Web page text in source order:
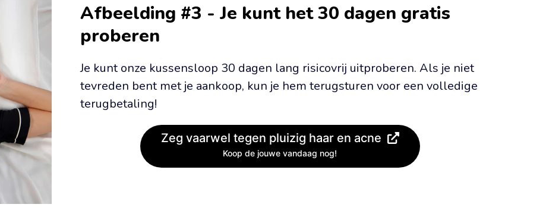
Afbeelding #3 - Je kunt het 30 dagen gratis
proberen
Je kunt onze kussensloop 30 dagen lang risicovrij uitproberen. Als je niet
tevreden bent met je aankoop, kun je hem terugsturen voor een volledige
terugbetaling!
Zeg vaarwel tegen pluizig haar en acne
Koop de jouwe vandaag nog!